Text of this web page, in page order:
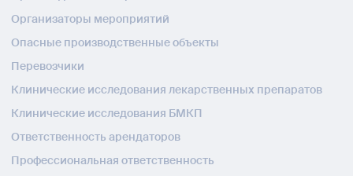
Организаторы мероприятий
Опасные производственные объекты
Перевозчики
Клинические исследования лекарственных препаратов
Клинические исследования БМКП
Ответственность арендаторов
Профессиональная ответственность